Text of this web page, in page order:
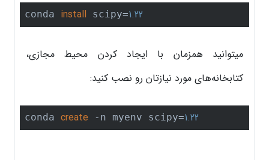
conda install scipy=1.22
میتوانید همزمان با ایجاد کردن محیط مجازی،
کتابخانه‌های مورد نیازتان رو نصب کنید:
conda create -n myenv scipy=1.22